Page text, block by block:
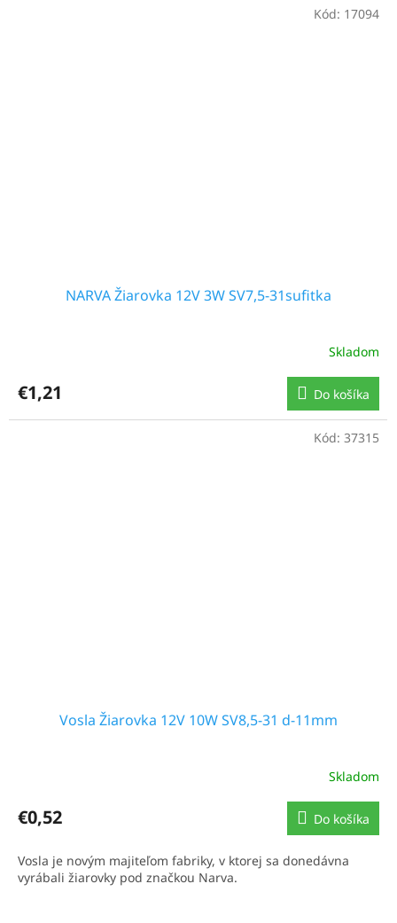
NARVA Žiarovka 12V 3W SV7,5-31sufitka
Skladom
€1,21 Do košíka
Kód: 17094
Vosla Žiarovka 12V 10W SV8,5-31 d-11mm
Skladom
€0,52 Do košíka
Vosla je novým majiteľom fabriky, v ktorej sa donedávna
vyrábali žiarovky pod značkou Narva.
Kód: 37315